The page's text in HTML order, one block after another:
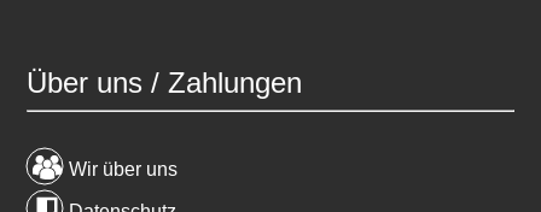
Über uns / Zahlungen
Wir über uns